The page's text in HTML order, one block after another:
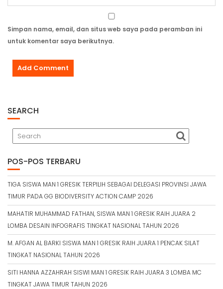
Simpan nama, email, dan situs web saya pada peramban ini
untuk komentar saya berikutnya.
SEARCH
POS-POS TERBARU
TIGA SISWA MAN 1 GRESIK TERPILIH SEBAGAI DELEGASI PROVINSI JAWA
TIMUR PADA GG BIODIVERSITY ACTION CAMP 2026
MAHATIR MUHAMMAD FATHAN, SISWA MAN 1 GRESIK RAIH JUARA 2
LOMBA DESAIN INFOGRAFIS TINGKAT NASIONAL TAHUN 2026
M. AFGAN AL BARKI SISWA MAN 1 GRESIK RAIH JUARA 1 PENCAK SILAT
TINGKAT NASIONAL TAHUN 2026
SITI HANNA AZZAHRAH SISWI MAN 1 GRESIK RAIH JUARA 3 LOMBA MC
TINGKAT JAWA TIMUR TAHUN 2026